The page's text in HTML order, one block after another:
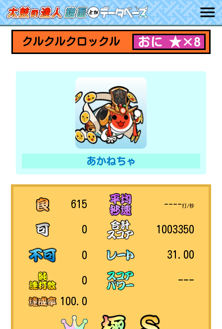
クルクルクロックル おに ★×8
あかねちゃ
615
0
0
0
100.0
----打/秒
1003350
31.00
---